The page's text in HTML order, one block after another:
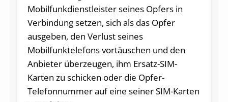
Mobilfunkdienstleister seines Opfers in
Verbindung setzen, sich als das Opfer
ausgeben, den Verlust seines
Mobilfunktelefons vortäuschen und den
Anbieter überzeugen, ihm Ersatz-SIM-
Karten zu schicken oder die Opfer-
Telefonnummer auf eine seiner SIM-Karten